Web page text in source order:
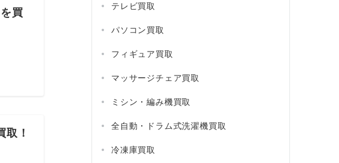
買
！
テレビ買取
パソコン買取
フィギュア買取
マッサージチェア買取
ミシン・編み機買取
全自動・ドラム式洗濯機買取
冷凍庫買取